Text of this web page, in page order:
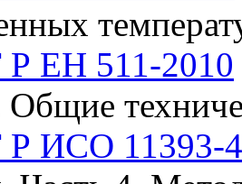
ЕН 511-2010
Общие
ИСО 11393-